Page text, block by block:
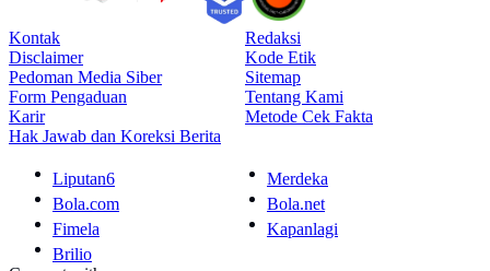
Kontak
Redaksi
Disclaimer
Kode Etik
Pedoman Media Siber
Sitemap
Form Pengaduan
Tentang Kami
Karir
Metode Cek Fakta
Hak Jawab dan Koreksi Berita
Liputan6
Merdeka
Bola.com
Bola.net
Fimela
Kapanlagi
Brilio